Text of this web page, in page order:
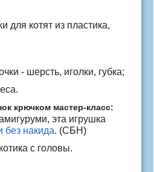
для котят из пластика,
- шерсть, иголки, губка;
крючком мастер-класс:
эта игрушка
без накида. (СБН)
с головы.